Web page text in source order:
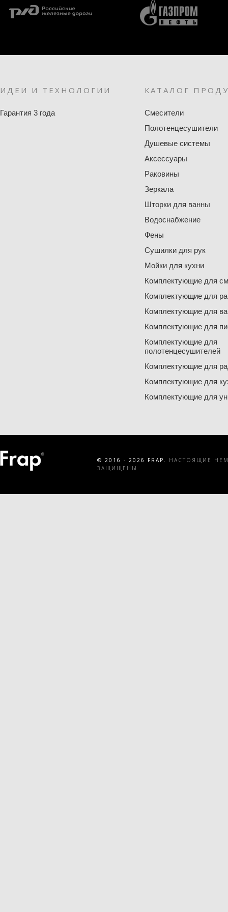
ИДЕИ И ТЕХНОЛОГИИ
Гарантия 3 года
КАТАЛОГ
Смесители
Полотенцесушители
Душевые системы
Аксессуары
Раковины
Зеркала
Шторки для ванны
Водоснабжение
Фены
Сушилки для рук
Мойки для кухни
Комплектующие для
Комплектующие для
Комплектующие для
Комплектующие для
Комплектующие для
полотенцесушителей
Комплектующие для
Комплектующие для
Комплектующие для
© 2016 - 2026 FRAP.
НАСТОЯЩИЕ
ЗАЩИЩЕНЫ